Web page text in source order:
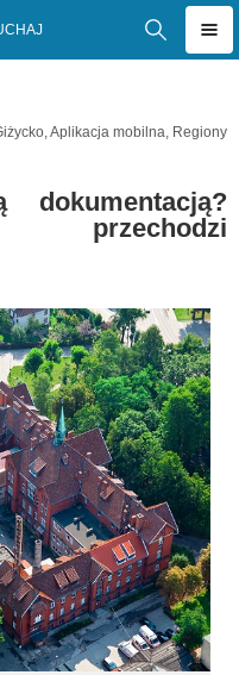
,Aplikacja mobilna, Regiony
przechodzi